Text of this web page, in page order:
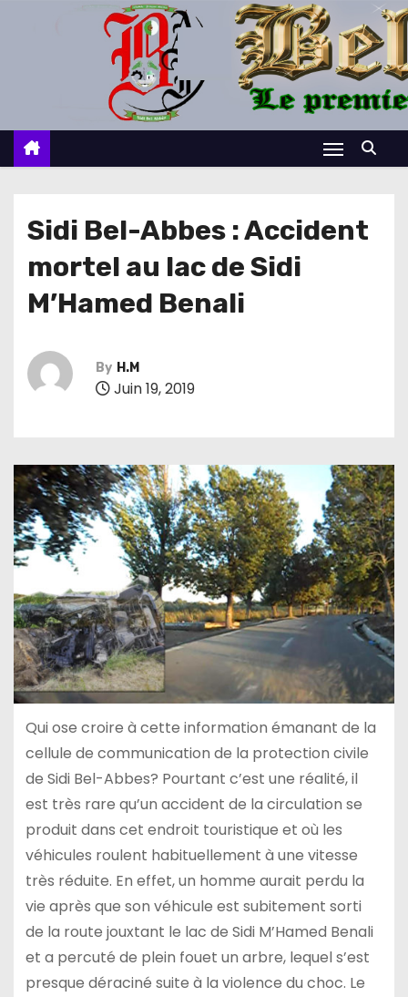
c
Sidi Bel-Abbes : Accident
mortel au lac de Sidi
M’Hamed Benali
By H.M
Juin 19, 2019
Qui ose croire à cette information émanant de la
cellule de communication de la protection civile
de Sidi Bel-Abbes? Pourtant c’est une réalité, il
est très rare qu’un accident de la circulation se
produit dans cet endroit touristique et où les
véhicules roulent habituellement à une vitesse
très réduite. En effet, un homme aurait perdu la
vie après que son véhicule est subitement sorti
de la route jouxtant le lac de Sidi M’Hamed Benali
et a percuté de plein fouet un arbre, lequel s’est
presque déraciné suite à la violence du choc. Le